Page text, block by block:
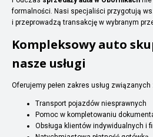
formalności. Nasi specjaliści przygotują
i przeprowadzą transakcję w wybranym
Kompleksowy auto
nasze usługi
Oferujemy pełen zakres usług
Transport pojazdów niesprawnych
Pomoc w kompletowaniu
Obsługa klientów indywidualnych i